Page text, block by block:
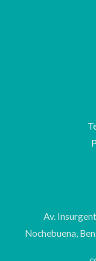
Av.
Nochebuena,